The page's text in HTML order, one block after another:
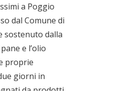
a Poggio
dal Comune di
sostenuto dalla
e l’olio
proprie
giorni in